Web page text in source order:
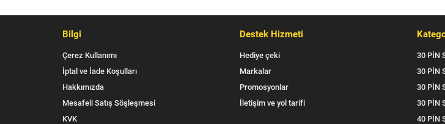
Bilgi
Çerez Kullanımı
İptal ve İade Koşulları
Hakkımızda
Mesafeli Satış Söşleşmesi
KVK
Destek Hizmeti
Hediye çeki
Markalar
Promosyonlar
İletişim ve yol tarifi
30 PİN
30 PİN
30 PİN
30 PİN
40 PİN